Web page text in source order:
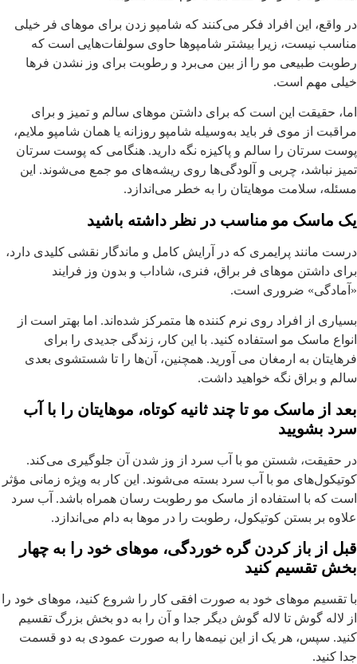
واقع، این افراد فکر می‌کنند که شامپو زدن برای موهای فر خیلی
نیست، زیرا بیشتر شامپوها حاوی سولفات‌هایی است که
طبیعی مو را از بین می‌برد و رطوبت برای وز نشدن فرها
مهم است.
حقیقت این است که برای داشتن موهای سالم و تمیز و برای
از موی فر باید به‌وسیله شامپو روزانه یا همان شامپو ملایم،
سرتان را سالم و پاکیزه نگه دارید. هنگامی که پوست سرتان
نباشد، چربی و آلودگی‌ها روی ریشه‌های مو جمع می‌شوند. این
سلامت موهایتان را به خطر می‌اندازد.
ماسک مو مناسب در نظر داشته باشید
مانند پرایمری که در آرایش کامل و ماندگار نقشی کلیدی دارد،
داشتن موهای فر براق، فنری، شاداب و بدون وز فرایند
ضروری است.
از افراد روی نرم کننده ها متمرکز شده‌اند. اما بهتر است از
ماسک مو استفاده کنید. با این کار، زندگی جدیدی را برای
به ارمغان می آورید. همچنین، آن‌ها را تا شستشوی بعدی
و براق نگه خواهید داشت.
از ماسک مو تا چند ثانیه‌ کوتاه، موهایتان را با آب
بشویید
حقیقت، شستن مو با آب سرد از وز شدن آن جلوگیری می‌کند.
مو با آب سرد بسته می‌شوند. این کار به ویژه زمانی مؤثر
که با استفاده از ماسک مو رطوبت رسان همراه باشد. آب سرد
بر بستن کوتیکول، رطوبت را در موها به دام می‌اندازد.
از باز کردن گره خوردگی، موهای خود را به چهار
تقسیم کنید
تقسیم موهای خود به صورت افقی کار را شروع کنید، موهای خود را
لاله‌ گوش تا لاله گوش دیگر جدا و آن را به دو بخش بزرگ تقسیم
سپس، هر یک از این نیمه‌ها را به صورت عمودی به دو قسمت
کنید.